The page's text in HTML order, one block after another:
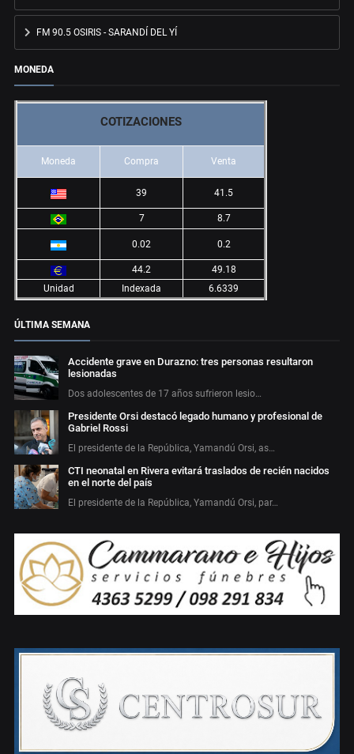
FM 90.5 OSIRIS - SARANDÍ DEL YÍ
MONEDA
COTIZACIONES
Moneda Compra Venta
39 41.5
7 8.7
0.02 0.2
44.2
49.18
Unidad
Indexada 6.6339
ÚLTIMA SEMANA
Accidente grave en Durazno: tres personas resultaron
lesionadas
Dos adolescentes de 17 años sufrieron lesio…
Presidente Orsi destacó legado humano y profesional de
Gabriel Rossi
El presidente de la República, Yamandú Orsi, as…
CTI neonatal en Rivera evitará traslados de recién nacidos
en el norte del país
El presidente de la República, Yamandú Orsi, par…